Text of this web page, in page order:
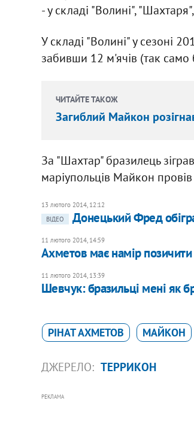
- у складі "Волині", "Шахтаря",
У складі "Волині" у сезоні
забивши 12 м'ячів (так само
ЧИТАЙТЕ ТАКОЖ
Загиблий Майкон
За "Шахтар" бразилець
маріупольців Майкон
13 лютого 2014, 12:12
ВІДЕО
Донецький Фред
11 лютого 2014, 14:59
Ахметов має намір
11 лютого 2014, 13:39
Шевчук: бразильці мені як
РІНАТ АХМЕТОВ МАЙКОН
ДЖЕРЕЛО: ТЕРРИКОН
РЕКЛАМА